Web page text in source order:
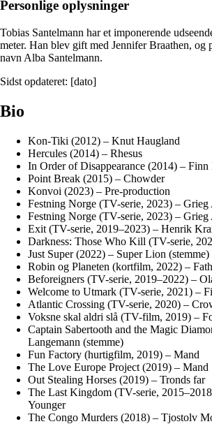
Personlige oplysninger
Tobias Santelmann har et imponerende
meter. Han blev gift med Jennifer Braathen, og
navn Alba Santelmann.
Sidst opdateret: [dato]
Bio
Kon-Tiki (2012) – Knut Haugland
Hercules (2014) – Rhesus
In Order of Disappearance (2014) – Finn
Point Break (2015) – Chowder
Konvoi (2023) – Pre-production
Festning Norge (TV-serie, 2023) –
Festning Norge (TV-serie, 2023) –
Exit (TV-serie, 2019–2023) – Henrik
Darkness: Those Who Kill (TV-serie,
Just Super (2022) – Super Lion (stemme)
Robin og Planeten (kortfilm, 2022) –
Beforeigners (TV-serie, 2019–2022) –
Welcome to Utmark (TV-serie, 2021) –
Atlantic Crossing (TV-serie, 2020) –
Voksne skal aldri slå (TV-film, 2019) –
Captain Sabertooth and the Magic
Langemann (stemme)
Fun Factory (hurtigfilm, 2019) – Mand
The Love Europe Project (2019) – Mand
Out Stealing Horses (2019) – Tronds far
The Last Kingdom (TV-serie,
Younger
The Congo Murders (2018) – Tjostolv